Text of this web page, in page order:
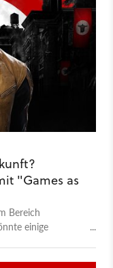
"Games as
Bereich
einige